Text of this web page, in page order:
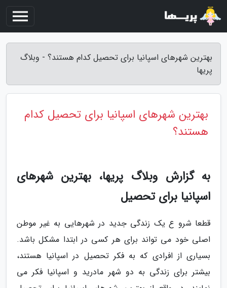
بهترین شهرهای اسپانیا برای تحصیل کدام هستند؟ - وبلاگ
پریها
بهترین شهرهای اسپانیا برای تحصیل کدام
هستند؟
به گزارش وبلاگ پریها، بهترین شهرهای
اسپانیا برای تحصیل
قطعا شرو ع یک زندگی جدید در شهرهایی به غیر موطن
اصلی خود می تواند برای هر کسی در ابتدا مشکل باشد.
بسیاری از افرادی که به فکر تحصیل در اسپانیا هستند،
بیشتر برای زندگی به دو شهر مادرید و اسپانیا فکر می